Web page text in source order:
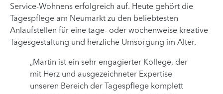
Service-Wohnens erfolgreich auf. Heute gehört die
Tagespflege am Neumarkt zu den beliebtesten
Anlaufstellen für eine tage- oder wochenweise kreative
Tagesgestaltung und herzliche Umsorgung im Alter.
„Martin ist ein sehr engagierter Kollege, der
mit Herz und ausgezeichneter Expertise
unseren Bereich der Tagespflege komplett